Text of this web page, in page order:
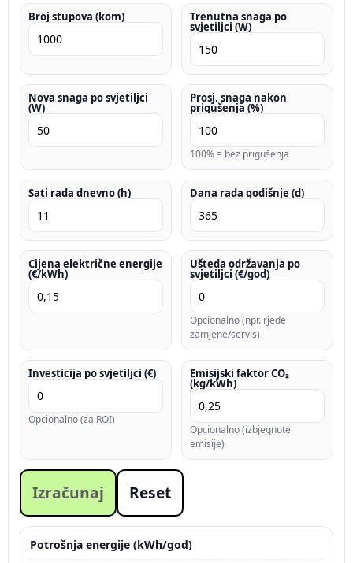
Broj stupova (kom) Trenutna snaga po
svjetiljci (W)
Nova snaga po svjetiljci
(W)
Prosj. snaga nakon
prigušenja (%)
100% = bez prigušenja
Sati rada dnevno (h) Dana rada godišnje (d)
Cijena električne energije
(€/kWh)
Ušteda održavanja po
svjetiljci (€/god)
Opcionalno (npr. rjeđe
zamjene/servis)
Investicija po svjetiljci (€)
Opcionalno (za ROI)
Emisijski faktor CO₂
(kg/kWh)
Opcionalno (izbjegnute
emisije)
Izračunaj Reset
Potrošnja energije (kWh/god)